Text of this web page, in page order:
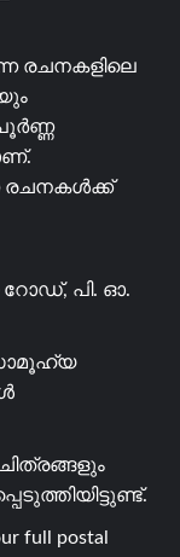
രചനകളിലെ
രചനകൾക്ക്
റോഡ്, പി. ഓ.
സാമൂഹ്യ
full postal